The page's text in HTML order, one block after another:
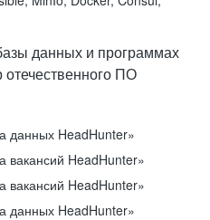
данных и программах
ПО
HeadHunter»
HeadHunter»
HeadHunter»
HeadHunter»